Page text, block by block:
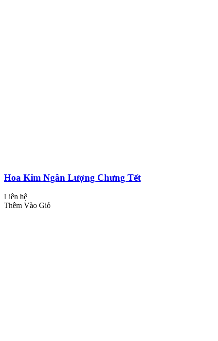
Hoa Kim Ngân Lượng Chưng Tết
Liên hệ
Thêm Vào Giỏ